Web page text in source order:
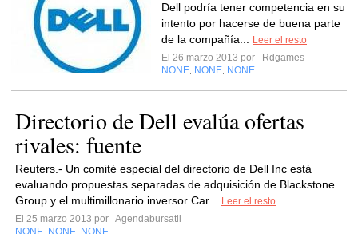
Dell podría tener competencia en su
intento por hacerse de buena parte
de la compañía...
Leer el resto
El 26 marzo 2013 por
Rdgames
NONE NONE NONE
Directorio de Dell evalúa ofertas
rivales: fuente
Reuters.- Un comité especial del directorio de Dell Inc está
evaluando propuestas separadas de adquisición de Blackstone
Group y el multimillonario inversor Car...
Leer el resto
El 25 marzo 2013 por Agendabursatil
NONE NONE NONE